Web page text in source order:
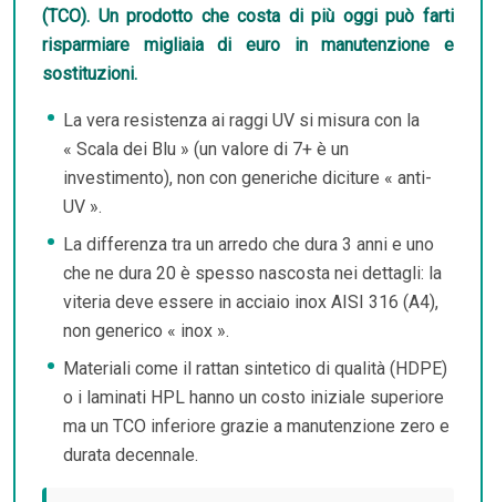
(TCO). Un prodotto che costa di più oggi può farti
risparmiare migliaia di euro in manutenzione e
sostituzioni.
La vera resistenza ai raggi UV si misura con la
« Scala dei Blu » (un valore di 7+ è un
investimento), non con generiche diciture « anti-
UV ».
La differenza tra un arredo che dura 3 anni e uno
che ne dura 20 è spesso nascosta nei dettagli: la
viteria deve essere in acciaio inox AISI 316 (A4),
non generico « inox ».
Materiali come il rattan sintetico di qualità (HDPE)
o i laminati HPL hanno un costo iniziale superiore
ma un TCO inferiore grazie a manutenzione zero e
durata decennale.